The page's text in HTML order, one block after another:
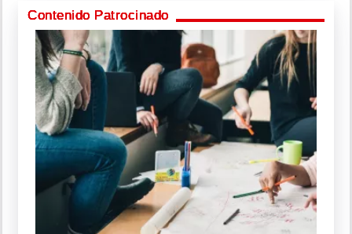
Contenido Patrocinado